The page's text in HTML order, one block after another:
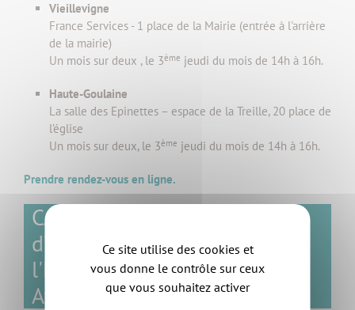
Vieillevigne
France Services - 1 place de la Mairie (entrée à l'arrière
de la mairie)
Un mois sur deux , le 3ème jeudi du mois de 14h à 16h.
Haute-Goulaine
La salle des Epinettes – espace de la Treille, 20 place de
l’église
Un mois sur deux, le 3ème jeudi du mois de 14h à 16h.
Prendre rendez-vous en ligne.
CAUE : Conseil d'Architecture,
d’Urbanisme et de
l'Environnement de Loire-
Atlantique
Ce site utilise des cookies et
vous donne le contrôle sur ceux
que vous souhaitez activer